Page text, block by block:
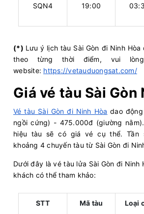
SQN4 19:00
(*) Lưu ý lịch tàu Sài Gòn đi Ninh
theo từng thời điểm, vui
website: https://vetauduongsat.com/
Giá vé tàu Sài Gòn
Vé tàu Sài Gòn đi Ninh Hòa dao
ngồi cứng) - 475.000đ (giường
hiệu tàu sẽ có giá vé cụ thể. Tần
khoảng 4 chuyến tàu từ Sài Gòn đi
Dưới đây là vé tàu lửa Sài Gòn đi Ninh
khách có thể tham khảo:
STT Mã tàu Loại